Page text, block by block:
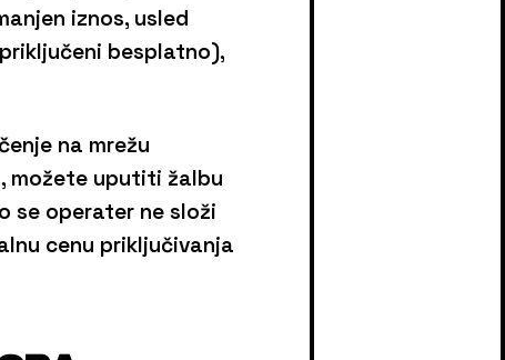
iznos, usled
besplatno),
na mrežu
možete uputiti žalbu
se operater ne složi
cenu priključivanja